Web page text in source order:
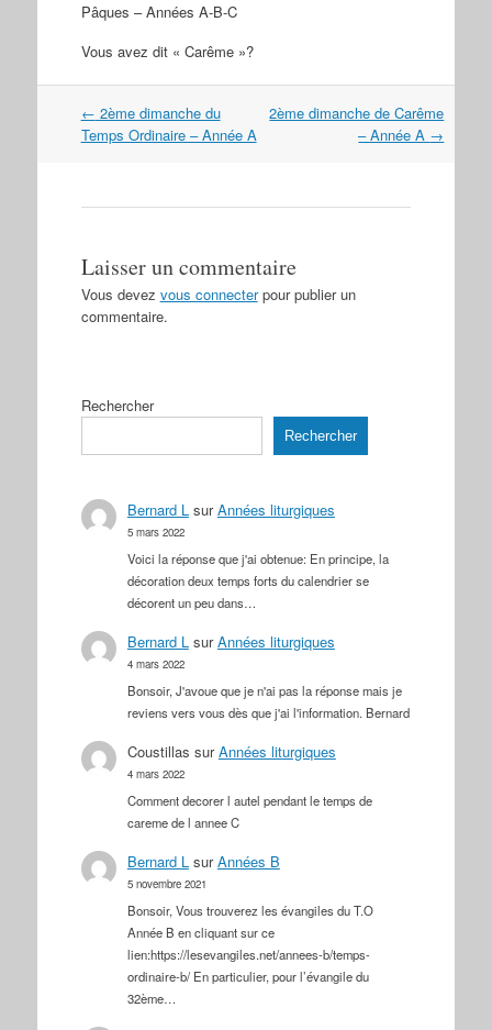
Pâques – Années A-B-C
Vous avez dit « Carême »?
Navigation
dans
← 2ème dimanche du
Temps Ordinaire – Année A
2ème dimanche de Carême
– Année A →
Laisser un commentaire
Vous devez vous connecterpour publier un
commentaire.
Rechercher
Rechercher
Bernard L surAnnées liturgiques
5 mars 2022
Voici la réponse que j'ai obtenue: En principe, la
décoration deux temps forts du calendrier se
décorent un peu dans…
Bernard L surAnnées liturgiques
4 mars 2022
Bonsoir, J'avoue que je n'ai pas la réponse mais je
reviens vers vous dès que j'ai l'information. Bernard
Coustillas surAnnées liturgiques
4 mars 2022
Comment decorer l autel pendant le temps de
careme de l annee C
Bernard L surAnnées B
5 novembre 2021
Bonsoir, Vous trouverez les évangiles du T.O
Année B en cliquant sur ce
lien:https://lesevangiles.net/annees-b/temps-
ordinaire-b/ En particulier, pour l’évangile du
32ème…